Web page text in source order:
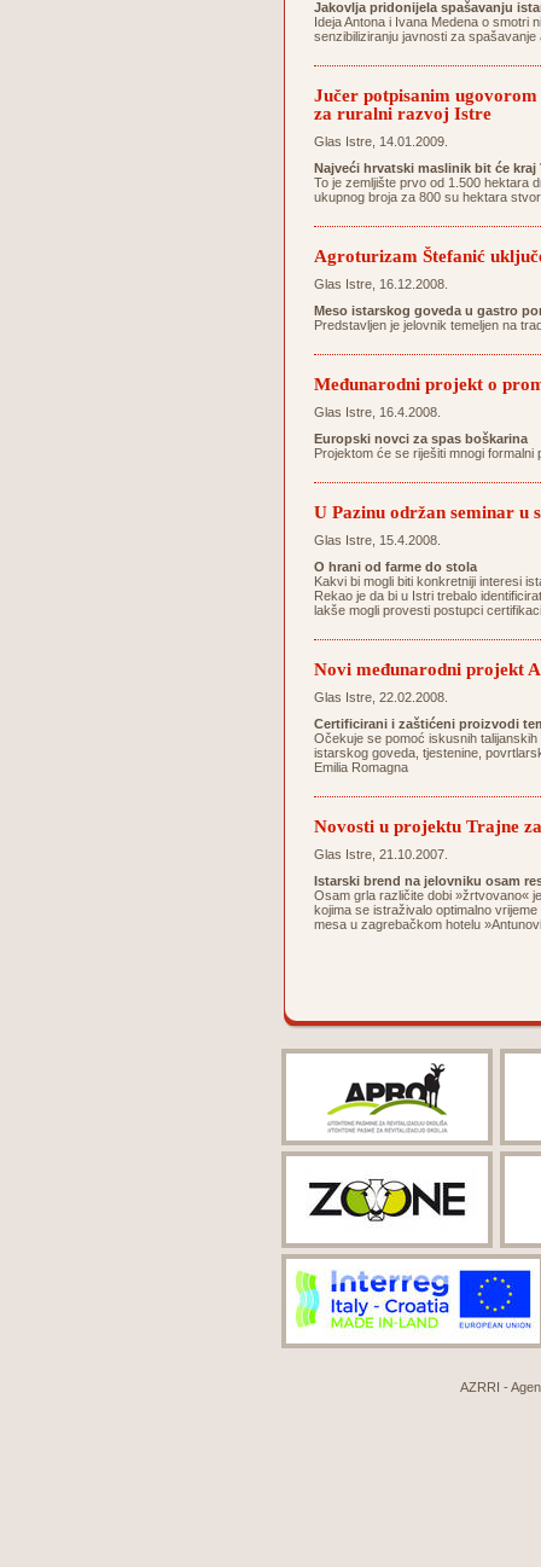
Jakovlja pridonijela spašavanju
Ideja Antona i Ivana Medena o smotri
senzibiliziranju javnosti za
Jučer potpisanim
za ruralni razvoj Istre
Glas Istre, 14.01.2009.
Najveći hrvatski maslinik bit će kraj
To je zemljište prvo od 1.500 hektara
ukupnog broja za 800 su hektara
Agroturizam Štefanić
Glas Istre, 16.12.2008.
Meso istarskog goveda u gastro
Predstavljen je jelovnik temeljen na
Međunarodni projekt o
Glas Istre, 16.4.2008.
Europski novci za spas boškarina
Projektom će se riješiti mnogi
U Pazinu održan seminar
Glas Istre, 15.4.2008.
O hrani od farme do stola
Kakvi bi mogli biti konkretniji interesi
Rekao je da bi u Istri trebalo
lakše mogli provesti postupci
Novi međunarodni projekt
Glas Istre, 22.02.2008.
Certificirani i zaštićeni proizvodi
Očekuje se pomoć iskusnih
istarskog goveda, tjestenine,
Emilia Romagna
Novosti u projektu Trajne
Glas Istre, 21.10.2007.
Istarski brend na jelovniku osam
Osam grla različite dobi »žrtvovano«
kojima se istraživalo optimalno
mesa u zagrebačkom hotelu
AZRRI -